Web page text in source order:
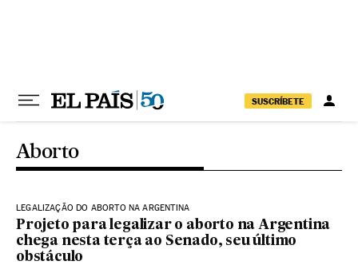
SUSCRÍBETE
Aborto
LEGALIZAÇÃO DO ABORTO NA ARGENTINA
Projeto para legalizar o aborto na Argentina
chega nesta terça ao Senado, seu último
obstáculo